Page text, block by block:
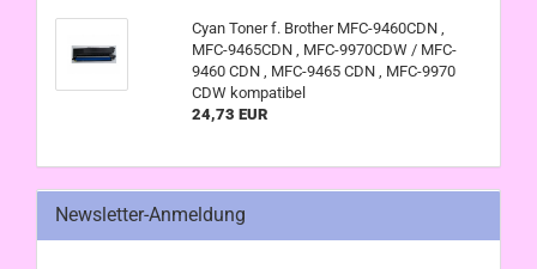
Cyan Toner f. Brother MFC-9460CDN ,
MFC-9465CDN , MFC-9970CDW / MFC-
9460 CDN , MFC-9465 CDN , MFC-9970
CDW kompatibel
24,73 EUR
Newsletter-Anmeldung